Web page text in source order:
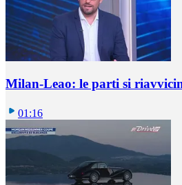
Milan-Leao: le parti si
01:16